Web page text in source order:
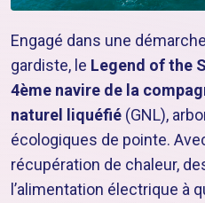
Engagé dans une
gardiste, le Legend of the
4ème navire de la
naturel liquéfié (GNL),
écologiques de pointe.
récupération de chaleur,
l’alimentation électrique à